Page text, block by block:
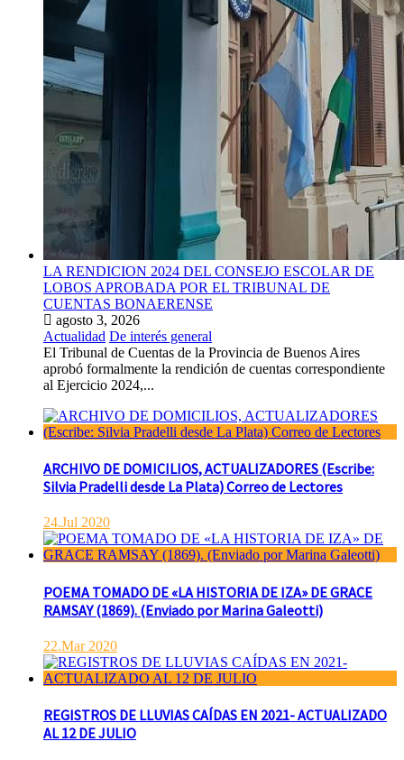
LA RENDICION 2024 DEL CONSEJO ESCOLAR DE
LOBOS APROBADA POR EL TRIBUNAL DE
CUENTAS BONAERENSE
agosto 3, 2026
Actualidad De interés general
El Tribunal de Cuentas de la Provincia de Buenos Aires
aprobó formalmente la rendición de cuentas correspondiente
al Ejercicio 2024,...
ARCHIVO DE DOMICILIOS, ACTUALIZADORES (Escribe:
Silvia Pradelli desde La Plata) Correo de Lectores
24.Jul 2020
POEMA TOMADO DE «LA HISTORIA DE IZA» DE GRACE
RAMSAY (1869). (Enviado por Marina Galeotti)
22.Mar 2020
REGISTROS DE LLUVIAS CAÍDAS EN 2021- ACTUALIZADO
AL 12 DE JULIO